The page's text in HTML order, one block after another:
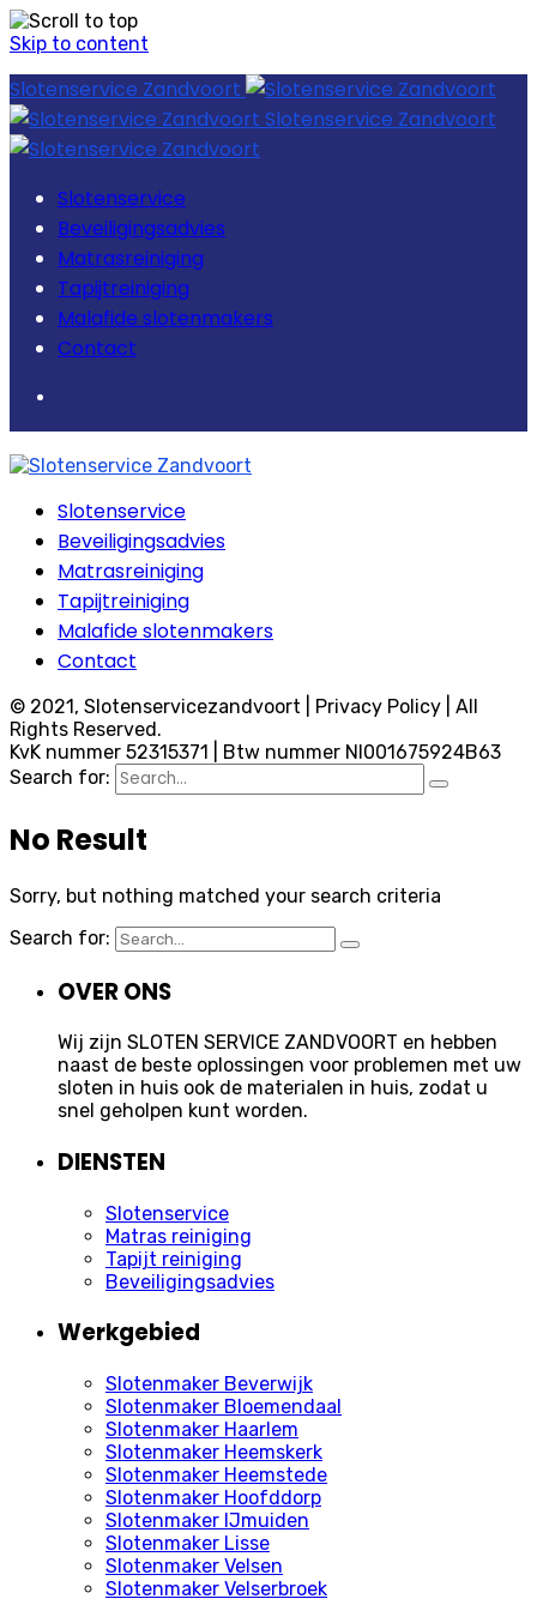
Skip to content
Slotenservice Zandvoort
Slotenservice Zandvoort
Slotenservice
Beveiligingsadvies
Matrasreiniging
Tapijtreiniging
Malafide slotenmakers
Contact
Slotenservice
Beveiligingsadvies
Matrasreiniging
Tapijtreiniging
Malafide slotenmakers
Contact
© 2021, Slotenservicezandvoort | Privacy Policy | All
Rights Reserved.
KvK nummer 52315371 | Btw nummer Nl001675924B63
Search for:
No Result
Sorry, but nothing matched your search criteria
Search for:
OVER ONS
Wij zijn SLOTEN SERVICE ZANDVOORT en hebben
naast de beste oplossingen voor problemen met uw
sloten in huis ook de materialen in huis, zodat u
snel geholpen kunt worden.
DIENSTEN
Slotenservice
Matras reiniging
Tapijt reiniging
Beveiligingsadvies
Werkgebied
Slotenmaker Beverwijk
Slotenmaker Bloemendaal
Slotenmaker Haarlem
Slotenmaker Heemskerk
Slotenmaker Heemstede
Slotenmaker Hoofddorp
Slotenmaker IJmuiden
Slotenmaker Lisse
Slotenmaker Velsen
Slotenmaker Velserbroek